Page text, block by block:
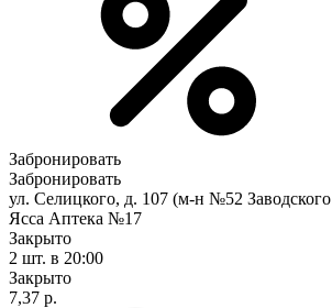
Забронировать
Забронировать
ул. Селицкого, д. 107 (м-н №52
Ясса Аптека №17
Закрыто
2 шт. в 20:00
Закрыто
7,37 р.